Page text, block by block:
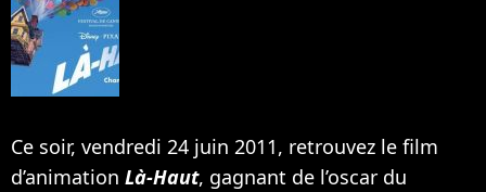
Ce soir, vendredi 24 juin 2011, retrouvez le film
d’animation Là-Haut, gagnant de l’oscar du